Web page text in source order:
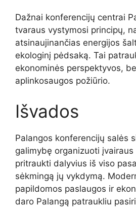
Dažnai konferencijų centrai
tvaraus vystymosi principų,
atsinaujinančias energijos
ekologinį pėdsaką. Tai
ekonominės perspektyvos,
aplinkosaugos požiūrio.
Išvados
Palangos konferencijų salės
galimybę organizuoti
pritraukti dalyvius iš viso
sėkmingą jų vykdymą.
papildomos paslaugos ir
daro Palangą patraukliu